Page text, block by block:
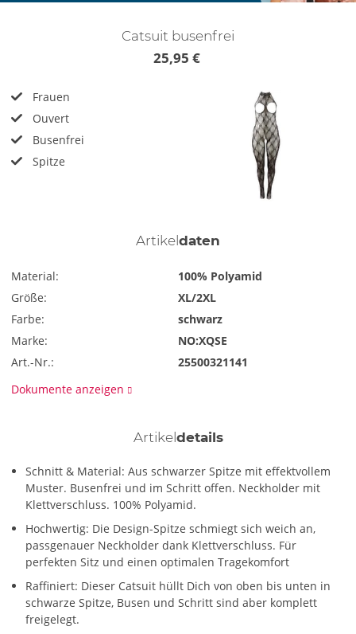
Catsuit busenfrei
25,95 €
Frauen
Ouvert
Busenfrei
Spitze
Artikeldaten
Material:
100% Polyamid
Größe:
XL/2XL
Farbe:
schwarz
Marke:
NO:XQSE
Art.-Nr.:
25500321141
Dokumente anzeigen
Artikeldetails
Schnitt & Material: Aus schwarzer Spitze mit effektvollem
Muster. Busenfrei und im Schritt offen. Neckholder mit
Klettverschluss. 100% Polyamid.
Hochwertig: Die Design-Spitze schmiegt sich weich an,
passgenauer Neckholder dank Klettverschluss. Für
perfekten Sitz und einen optimalen Tragekomfort
Raffiniert: Dieser Catsuit hüllt Dich von oben bis unten in
schwarze Spitze, Busen und Schritt sind aber komplett
freigelegt.